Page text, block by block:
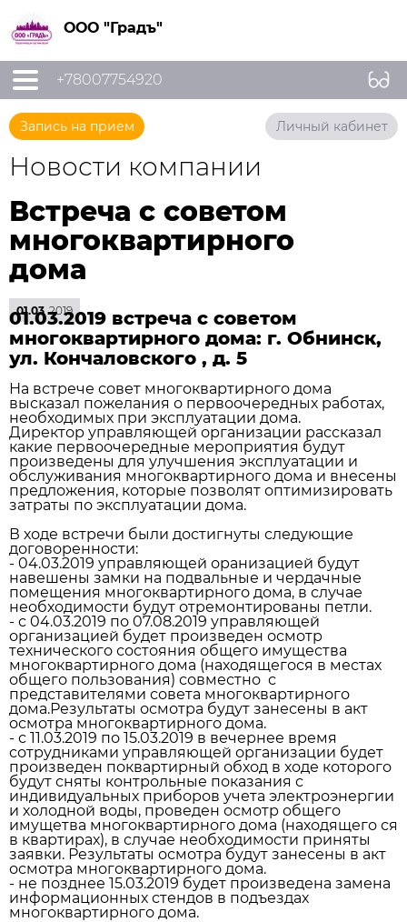
ООО "Градъ"
+78007754920
Запись на прием Личный кабинет
Новости компании
Встреча с советом
многоквартирного
дома
01.03 2019
01.03.2019 встреча с советом
многоквартирного дома: г. Обнинск,
ул. Кончаловского , д. 5
На встрече совет многоквартирного дома
высказал пожелания о первоочередных работах,
необходимых при эксплуатации дома.
Директор управляющей организации рассказал
какие первоочередные мероприятия будут
произведены для улучшения эксплуатации и
обслуживания многоквартирного дома и внесены
предложения, которые позволят оптимизировать
затраты по эксплуатации дома.
В ходе встречи были достигнуты следующие
договоренности:
- 04.03.2019 управляющей оранизацией будут
навешены замки на подвальные и чердачные
помещения многоквартирного дома, в случае
необходимости будут отремонтированы петли.
- с 04.03.2019 по 07.08.2019 управляющей
организацией будет произведен осмотр
технического состояния общего имущества
многоквартирного дома (находящегося в местах
общего пользования) совместно с
представителями совета многоквартирного
дома.Результаты осмотра будут занесены в акт
осмотра многоквартирного дома.
- с 11.03.2019 по 15.03.2019 в вечернее время
сотрудниками управляющей организации будет
произведен поквартирный обход в ходе которого
будут сняты контрольные показания с
индивидуальных приборов учета электроэнергии
и холодной воды, проведен осмотр общего
имущетва многоквартирного дома (находящего ся
в квартирах), в случае необходимости приняты
заявки. Результаты осмотра будут занесены в акт
осмотра многоквартирного дома.
- не позднее 15.03.2019 будет произведена замена
информационных стендов в подъездах
многоквартирного дома.